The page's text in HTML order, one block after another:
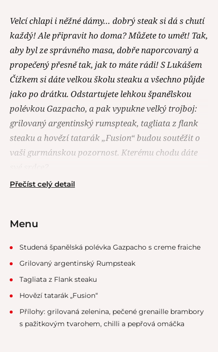
Velcí chlapi i něžné dámy… dobrý steak si dá s chutí
každý! Ale připravit ho doma? Můžete to umět! Tak,
aby byl ze správného masa, dobře naporcovaný a
propečený přesně tak, jak to máte rádi! S Lukášem
Čížkem si dáte velkou školu steaku a všechno půjde
jako po drátku. Odstartujete lehkou španělskou
polévkou Gazpacho, a pak vypukne velký trojboj:
grilovaný argentinský rumspteak, tagliata z flank
steaku a hovězí tatarák „Fusion“ budou soutěžit o
vaši gurmánskou pozornost. Kterému chodu dáte
Přečíst celý detail
Menu
Studená španělská polévka Gazpacho s creme fraiche
Grilovaný argentinský Rumpsteak
Tagliata z Flank steaku
Hovězí tatarák „Fusion“
Přílohy: grilovaná zelenina, pečené grenaille brambory
s pažitkovým tvarohem, chilli a pepřová omáčka